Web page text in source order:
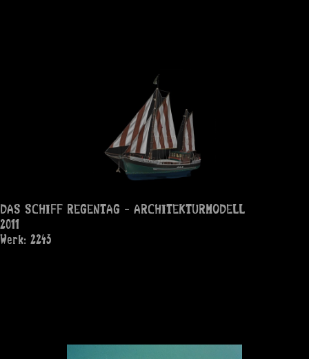
DAS SCHIFF REGENTAG - ARCHITEKTURMODELL
2011
Werk: 2243